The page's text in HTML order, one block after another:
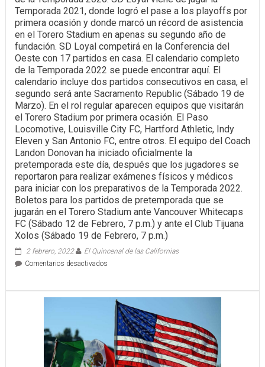
Temporada 2021, donde logró el pase a los playoffs por
primera ocasión y donde marcó un récord de asistencia
en el Torero Stadium en apenas su segundo año de
fundación. SD Loyal competirá en la Conferencia del
Oeste con 17 partidos en casa. El calendario completo
de la Temporada 2022 se puede encontrar aquí. El
calendario incluye dos partidos consecutivos en casa, el
segundo será ante Sacramento Republic (Sábado 19 de
Marzo). En el rol regular aparecen equipos que visitarán
el Torero Stadium por primera ocasión. El Paso
Locomotive, Louisville City FC, Hartford Athletic, Indy
Eleven y San Antonio FC, entre otros. El equipo del Coach
Landon Donovan ha iniciado oficialmente la
pretemporada este día, después que los jugadores se
reportaron para realizar exámenes físicos y médicos
para iniciar con los preparativos de la Temporada 2022.
Boletos para los partidos de pretemporada que se
jugarán en el Torero Stadium ante Vancouver Whitecaps
FC (Sábado 12 de Febrero, 7 p.m.) y ante el Club Tijuana
Xolos (Sábado 19 de Febrero, 7 p.m.)
2 febrero, 2022
El Quincenal de las Californias
Comentarios desactivadosen
VENTA
LOS
BOLETOS
PARA
LOS
JUEGOS